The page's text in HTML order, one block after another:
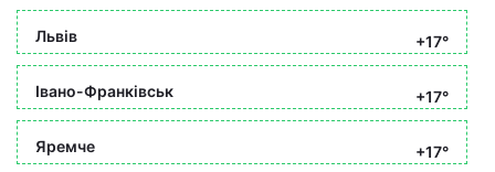
Львів +17°
Івано-Франківськ +17°
Яремче +17°